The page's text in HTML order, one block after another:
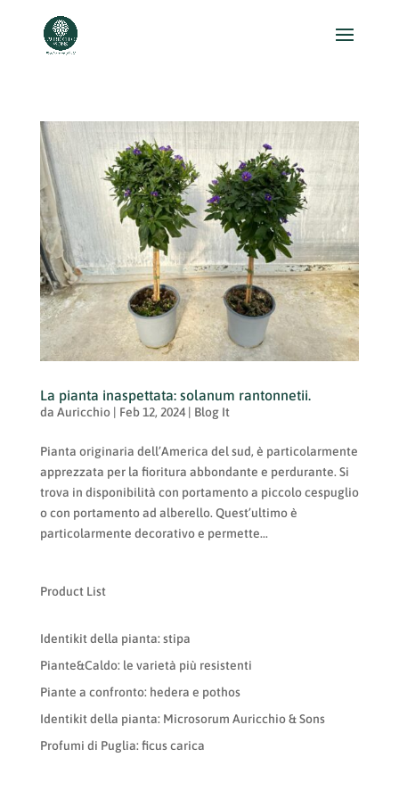
La pianta inaspettata: solanum rantonnetii.
da Auricchio| Feb 12, 2024| Blog It
Pianta originaria dell’America del sud, è particolarmente
apprezzata per la fioritura abbondante e perdurante. Si
trova in disponibilità con portamento a piccolo cespuglio
o con portamento ad alberello. Quest’ultimo è
particolarmente decorativo e permette...
Product List
Identikit della pianta: stipa
Piante&Caldo: le varietà più resistenti
Piante a confronto: hedera e pothos
Identikit della pianta: Microsorum Auricchio & Sons
Profumi di Puglia: ficus carica